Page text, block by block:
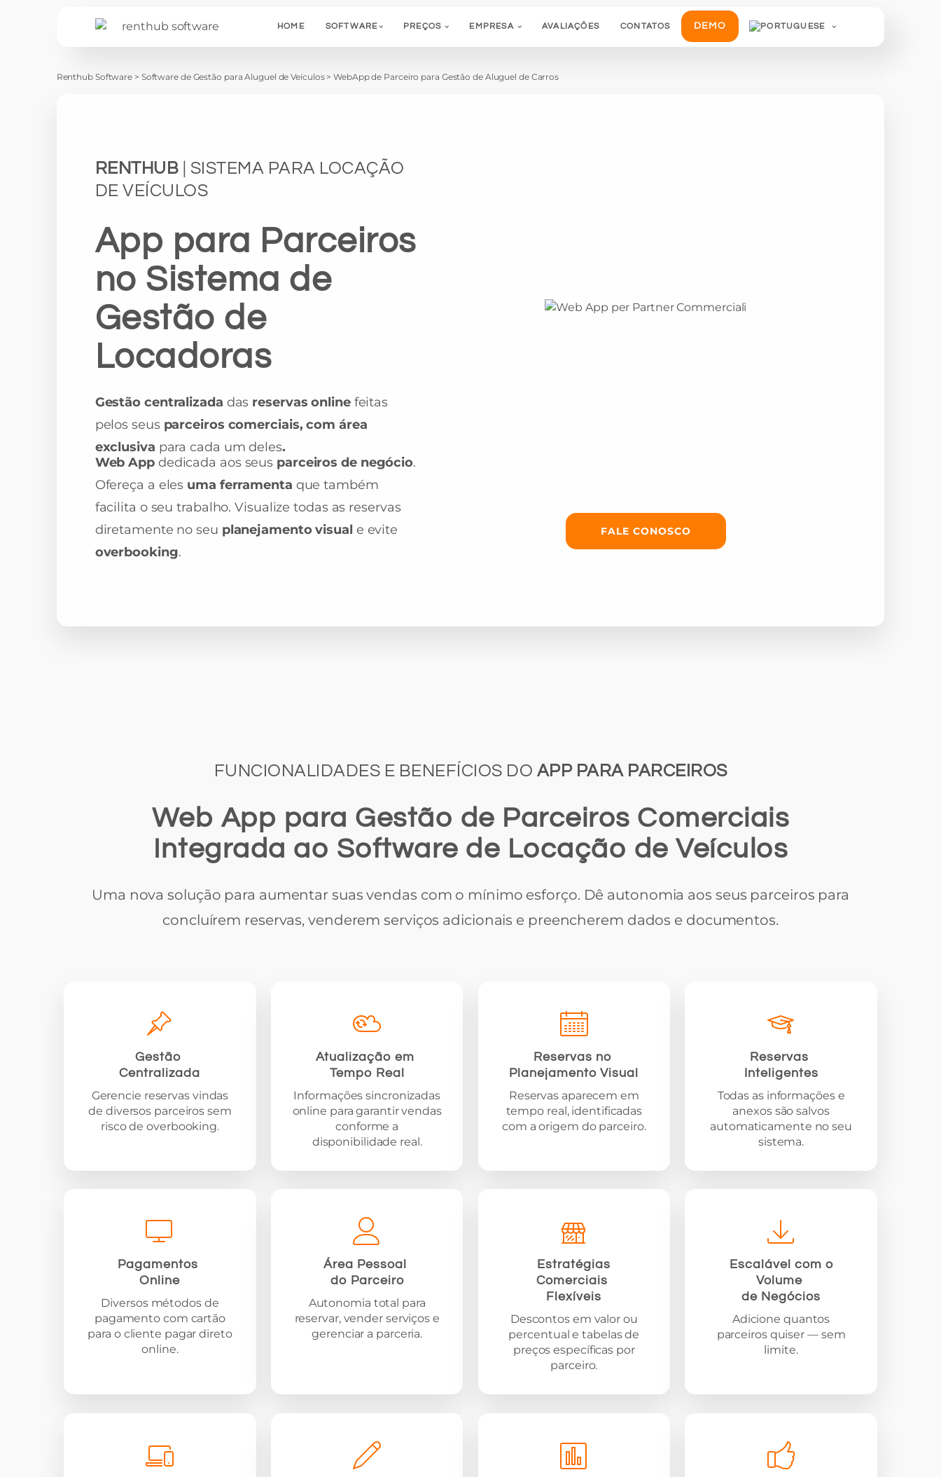
HOME SOFTWARE PREÇOS EMPRESA AVALIAÇÕES CONTATOS DEMO
Renthub Software > Software de Gestão para Aluguel de Veículos>WebApp de Parceiro para Gestão de Aluguel de Carros
RENTHUB | SISTEMA PARA LOCAÇÃO
DE VEÍCULOS
App para Parceiros
no Sistema de
Gestão de
Locadoras
Gestão centralizada das reservas online feitas
pelos seusparceiros comerciais, com área
exclusiva para cada um deles.
Web Appdedicada aos seus parceiros de negócio.
Ofereça a eles uma ferramenta que também
facilita o seu trabalho. Visualize todas as reservas
diretamente no seu planejamento visual e evite
overbooking.
FALE CONOSCO
FUNCIONALIDADES E BENEFÍCIOS DO APP PARA PARCEIROS
Web App para Gestão de Parceiros Comerciais
Integrada ao Software de Locação de Veículos
Uma nova solução para aumentar suas vendas com o mínimo esforço. Dê autonomia aos seus parceiros para
concluírem reservas, venderem serviços adicionais e preencherem dados e documentos.
Gestão
Centralizada
Gerencie reservas vindas
de diversos parceiros sem
risco de overbooking.
Atualização em
Tempo Real
Informações sincronizadas
online para garantir vendas
conforme a
disponibilidade real.
Reservas no
Planejamento Visual
Reservas aparecem em
tempo real, identificadas
com a origem do parceiro.
Reservas
Inteligentes
Todas as informações e
anexos são salvos
automaticamente no seu
sistema.
Pagamentos
Online
Diversos métodos de
pagamento com cartão
para o cliente pagar direto
online.
Área Pessoal
do Parceiro
Autonomia total para
reservar, vender serviços e
gerenciar a parceria.
Estratégias
Comerciais
Flexíveis
Descontos em valor ou
percentual e tabelas de
preços específicas por
parceiro.
Escalável com o
Volume
de Negócios
Adicione quantos
parceiros quiser — sem
limite.